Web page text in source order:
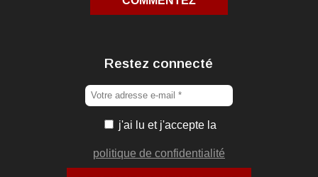
Restez connecté
j'ai lu et j'accepte la
politique de confidentialité